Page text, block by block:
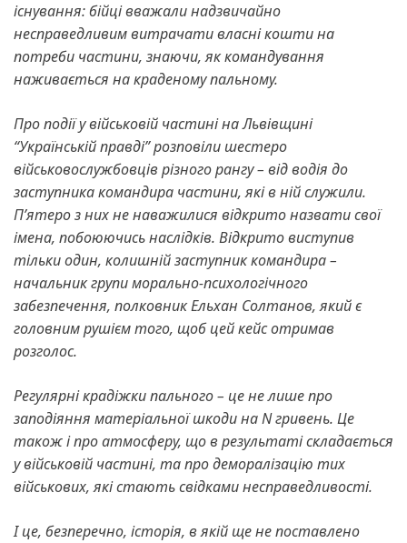
існування: бійці вважали надзвичайно
несправедливим витрачати власні кошти на
потреби частини, знаючи, як командування
наживається на краденому пальному.
Про події у військовій частині на Львівщині
“Українській правді” розповіли шестеро
військовослужбовців різного рангу – від водія до
заступника командира частини, які в ній служили.
П’ятеро з них не наважилися відкрито назвати свої
імена, побоюючись наслідків. Відкрито виступив
тільки один, колишній заступник командира –
начальник групи морально-психологічного
забезпечення, полковник Ельхан Солтанов, який є
головним рушієм того, щоб цей кейс отримав
розголос.
Регулярні крадіжки пального – це не лише про
заподіяння матеріальної шкоди на N гривень. Це
також і про атмосферу, що в результаті складається
у військовій частині, та про деморалізацію тих
військових, які стають свідками несправедливості.
І це, безперечно, історія, в якій ще не поставлено